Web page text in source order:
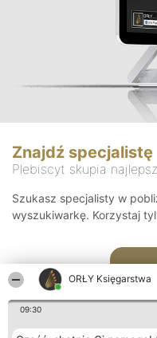
ORŁY Księgarstwa
09:30
Znajdź specjalistę
Plebiscyt skupia
Szukasz specjalisty w
wyszukiwarkę. Korzystaj